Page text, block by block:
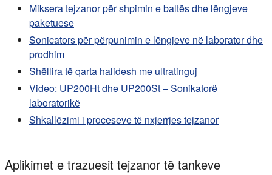
Miksera tejzanor për shpimin e baltës dhe lëngjeve
paketuese
Sonicators për përpunimin e lëngjeve në laborator dhe
prodhim
Shëllira të qarta halidesh me ultratinguj
Video: UP200Ht dhe UP200St – Sonikatorë
laboratorikë
Shkallëzimi i proceseve të nxjerrjes tejzanor
Aplikimet e trazuesit tejzanor të tankeve